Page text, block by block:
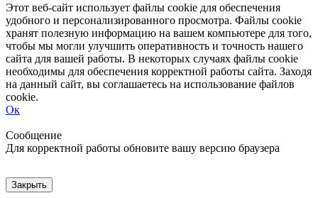
Этот веб-сайт использует файлы cookie для обеспечения
удобного и персонализированного просмотра. Файлы cookie
хранят полезную информацию на вашем компьютере для того,
чтобы мы могли улучшить оперативность и точность нашего
сайта для вашей работы. В некоторых случаях файлы cookie
необходимы для обеспечения корректной работы сайта. Заходя
на данный сайт, вы соглашаетесь на использование файлов
cookie.
Ок
Сообщение
Для корректной работы обновите вашу версию браузера
Закрыть